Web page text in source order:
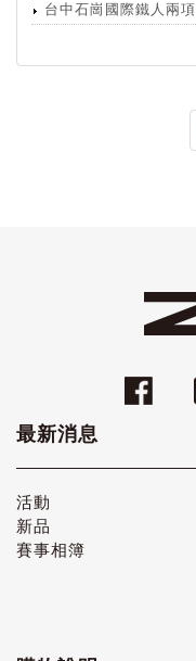
台中石崗國際鐵人兩項
最新消息
活動
新品
賽事相簿